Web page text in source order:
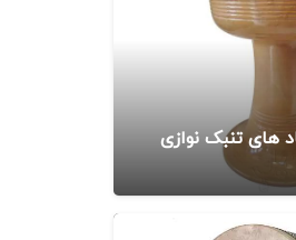
استاد های تنبک نوازی